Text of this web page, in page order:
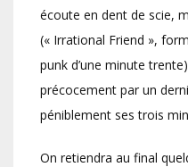
écoute en dent de scie,
(« Irrational Friend »,
punk d’une minute
précocement par un
péniblement ses trois
On retiendra au final